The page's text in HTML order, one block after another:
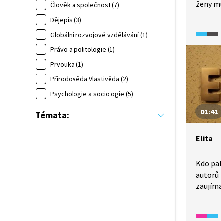
Člověk a společnost (7)
Dějepis (3)
Globální rozvojové vzdělávání (1)
Právo a politologie (1)
Prvouka (1)
Přírodověda Vlastivěda (2)
Psychologie a sociologie (5)
Témata:
ženy
Šedi,
a on
věku
na
na
které
na
01:41
Elita
Kdo
autorů